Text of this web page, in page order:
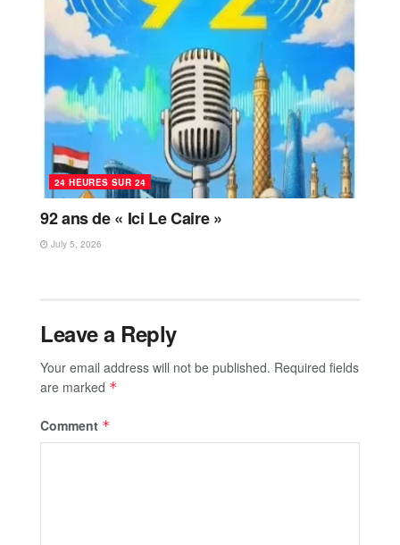
24 HEURES SUR 24
92 ans de « Ici Le Caire »
July 5, 2026
Leave a Reply
Your email address will not be published. Required fields
are marked *
Comment *